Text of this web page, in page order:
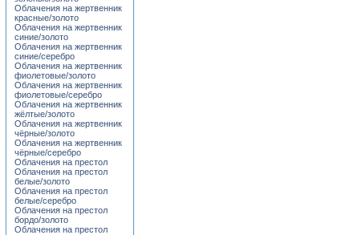
Облачения на жертвенник
красные/золото
Облачения на жертвенник
синие/золото
Облачения на жертвенник
синие/серебро
Облачения на жертвенник
фиолетовые/золото
Облачения на жертвенник
фиолетовые/серебро
Облачения на жертвенник
жёлтые/золото
Облачения на жертвенник
чёрные/золото
Облачения на жертвенник
чёрные/серебро
Облачения на престол
Облачения на престол
белые/золото
Облачения на престол
белые/серебро
Облачения на престол
бордо/золото
Облачения на престол